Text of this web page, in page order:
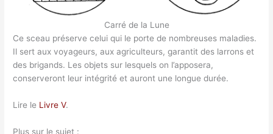
Carré de la Lune
Ce sceau préserve celui qui le porte de nombreuses maladies.
Il sert aux voyageurs, aux agriculteurs, garantit des larrons et
des brigands. Les objets sur lesquels on l’apposera,
conserveront leur intégrité et auront une longue durée.
Lire le Livre V.
Plus sur le sujet :